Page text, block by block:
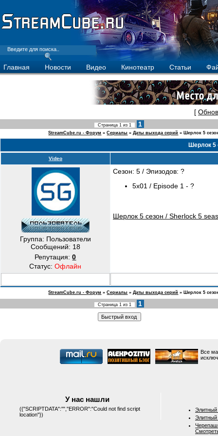
Главная Новости Видео Кинотеатр Статьи
[
Страница 1 из 1 1
StreamCube.ru - Форум » Сериалы » Даты выхода серий » Шерлок 5
Шерлок 5
Video
Группа: Пользователи
Сообщений: 18
Репутация:0
Статус:Офлайн
Сезон: 5 / Эпизодов: ?
5x01 / Episode 1 - ?
Шерлок 5 сезон / Sherlock 5
StreamCube.ru - Форум » Сериалы » Даты выхода серий » Шерлок 5
Страница 1 из 1 1
Все
У нас нашли
({"SCRIPTDATA":"","ERROR":"Could not find script
location"})
Элитный
Элитный